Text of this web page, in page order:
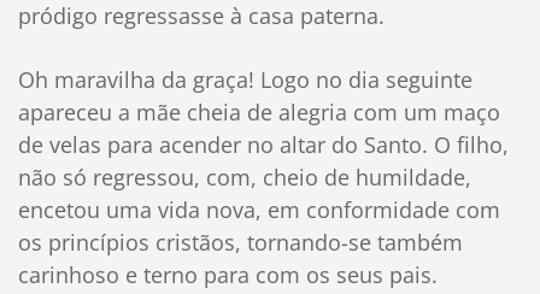
pródigo regressasse à casa paterna.
Oh maravilha da graça! Logo no dia seguinte
apareceu a mãe cheia de alegria com um maço
de velas para acender no altar do Santo. O filho,
não só regressou, com, cheio de humildade,
encetou uma vida nova, em conformidade com
os princípios cristãos, tornando-se também
carinhoso e terno para com os seus pais.